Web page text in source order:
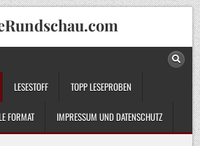
LESESTOFF TOPP LESEPROBEN
FORMAT IMPRESSUM UND DATENSCHUTZ